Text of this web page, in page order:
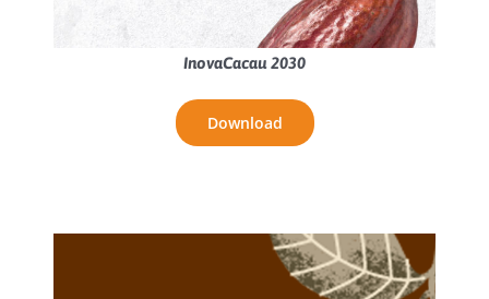
InovaCacau 2030
Download